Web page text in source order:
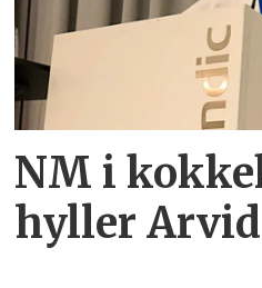
NM i
hyller